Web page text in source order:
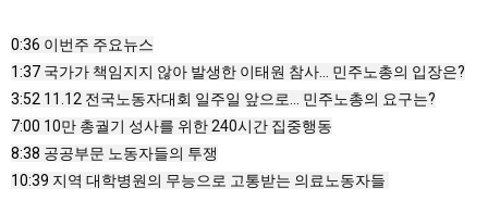
0:36
1:37
3:52
7:00
8:38
10:39 지역 대학병원의 무능으로 고통받는 의료노동자들